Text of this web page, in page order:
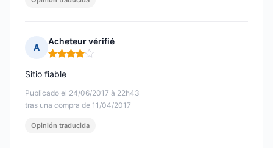
A
Acheteur vérifié
Nota: 4 de 5
Publicado el 24/06/2017 à 22h43
tras una compra de 11/04/2017
Sitio fiable
Opinión traducida